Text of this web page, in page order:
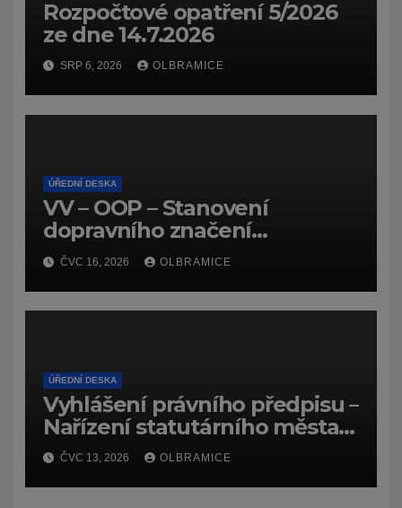
Rozpočtové opatření 5/2026
ze dne 14.7.2026
SRP 6, 2026 OLBRAMICE
ÚŘEDNÍ DESKA
VV – OOP – Stanovení
dopravního značení
(dočasného) č.
7159/26/Olbramice
ČVC 16, 2026 OLBRAMICE
ÚŘEDNÍ DESKA
Vyhlášení právního předpisu –
Nařízení statutárního města
Ostravy, o záměru zadat
zpracování lesních
hospodářských budov
ČVC 13, 2026 OLBRAMICE